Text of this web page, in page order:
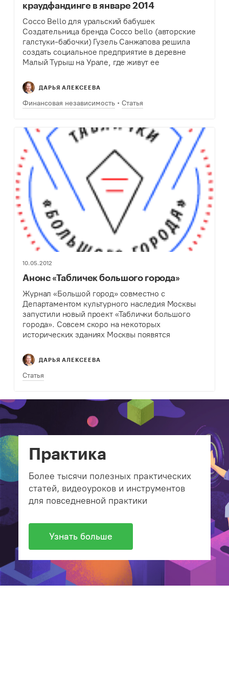
краудфандинге в январе 2014
Cocco Bello для уральский бабушек
Создательница бренда Cocco bello (авторские
галстуки-бабочки) Гузель Санжапова решила
создать социальное предприятие в деревне
Малый Турыш на Урале, где живут ее
продукт – мед из крема с высушенными
ягодами, которые закупаются у…
ДАРЬЯ АЛЕКСЕЕВА
Финансовая независимость Статья
10.05.2012
Анонс «Табличек большого города»
Журнал «Большой город» совместно с
Департаментом культурного наследия Москвы
запустили новый проект «Таблички большого
города». Совсем скоро на некоторых
исторических зданиях Москвы появятся
примечательны. Онлайн версия проекта уже
доступна на сайте «Большого города». Можно
найти конкретный…
ДАРЬЯ АЛЕКСЕЕВА
Статья
Практика
Более тысячи полезных практических
статей, видеоуроков и инструментов
для повседневной практики
Узнать больше